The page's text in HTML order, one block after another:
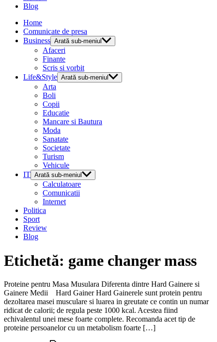
Blog
Home
Comunicate de presa
Business Arată sub-meniul
Afaceri
Finante
Scris si vorbit
Life&Style Arată sub-meniul
Arta
Boli
Copii
Educatie
Mancare si Bautura
Moda
Sanatate
Societate
Turism
Vehicule
IT Arată sub-meniul
Calculatoare
Comunicatii
Internet
Politica
Sport
Review
Blog
Etichetă: game changer mass
Proteine pentru Masa Musulara Diferenta dintre Hard Gainere si
Gainere Medii Hard Gainer Hard Gainerele sunt protein pentru
dezoltarea masei musculare si luarea in greutate ce contin un numar
ridicat de calorii; de regula peste 1000 kcal. Acestea fiind
echivalentul unei mese foarte complete. Recomanda acet tip de
proteine persoanelor cu un metabolism foarte […]